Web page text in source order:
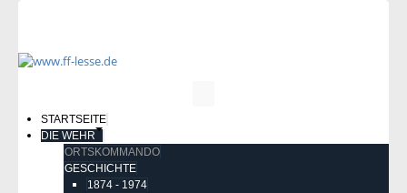
STARTSEITE
DIE WEHR
ORTSKOMMANDO
GESCHICHTE
1874 - 1974